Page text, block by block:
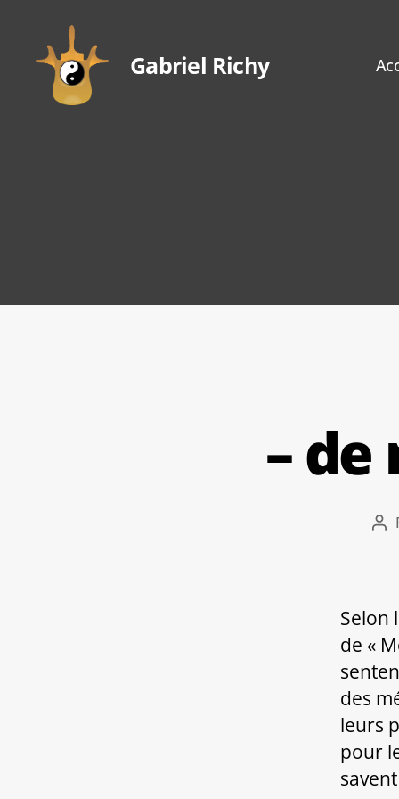
Gabriel Richy
–
Selon
de «
des
leurs
pour